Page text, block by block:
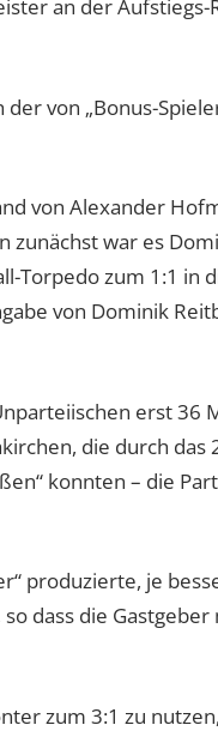
an der
von „Bonus-
von Alexander
zunächst war es
Torpedo zum 1:1 in
von Dominik
erst 36
die durch das
konnten – die
produzierte, je
dass die
zum 3:1 zu